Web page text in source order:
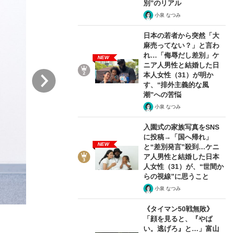
2/5
別”のリアル
小泉 なつみ
NEW
日本の若者から突然「大
麻売ってない？」と言わ
れ…「侮辱だし差別」ケ
ニア人男性と結婚した日
本人女性（31）が明か
す、“排外主義的な風
潮”への苦悩
小泉 なつみ
NEW
入園式の家族写真をSNS
に投稿→「国へ帰れ」
と“差別発言”殺到…ケニ
ア人男性と結婚した日本
人女性（31）が、“世間か
らの視線”に思うこと
小泉 なつみ
《タイマン50戦無敗》
「顔を見ると、『やば
い。逃げろ』と…」富山